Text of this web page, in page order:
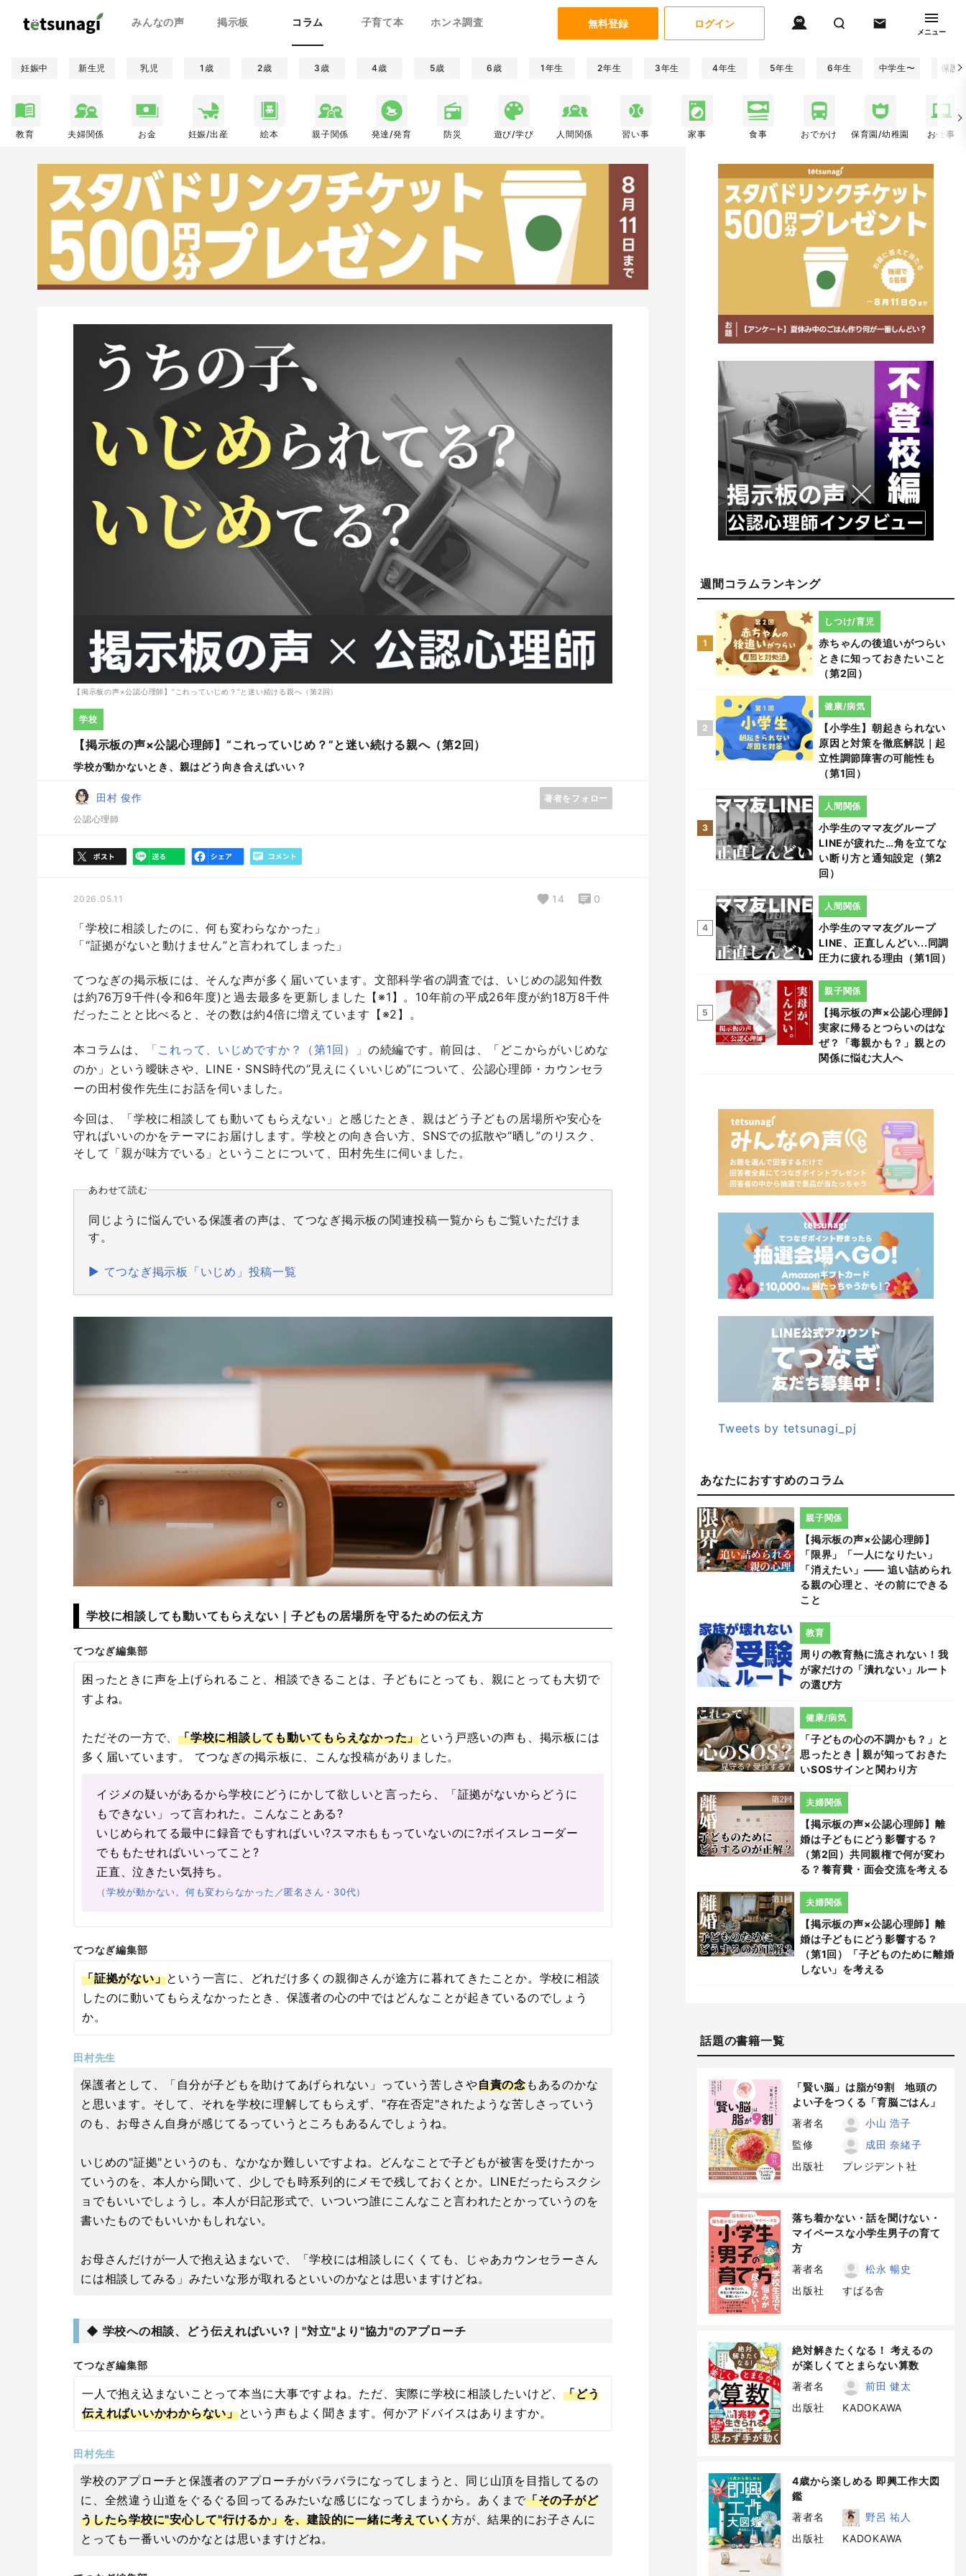
みんなの声 掲示板 コラム 子育て本 ホンネ調査 無料登録 ログイン
メニュー
妊娠中 新生児 乳児 1歳 2歳 3歳 4歳 5歳 6歳 1年生 2年生 3年生 4年生 5年生 6年生 中学生〜 保護
教育 夫婦関係 お金 妊娠/出産 絵本 親子関係 発達/発育 防災 遊び/学び 人間関係 習い事 家事 食事 おでかけ 保育園/幼稚園 お仕事
【掲示板の声×公認心理師】“これっていじめ？”と迷い続ける親へ（第2回）
学校が動かないとき、親はどう向き合えばいい？
学校
田村 俊作
著者をフォロー
公認心理師
【掲示板の声×公認心理師】“これっていじめ？”と迷い続ける親へ（第2回）
2026.05.11 14 0
「学校に相談したのに、何も変わらなかった」
「“証拠がないと動けません”と言われてしまった」
てつなぎの掲示板には、そんな声が多く届いています。文部科学省の調査では、いじめの認知件数
は約76万9千件(令和6年度)と過去最多を更新しました【※1】。10年前の平成26年度が約18万8千件
だったことと比べると、その数は約4倍に増えています【※2】。
本コラムは、 「これって、いじめですか？（第1回）」 の続編です。前回は、「どこからがいじめな
のか」という曖昧さや、LINE・SNS時代の“見えにくいいじめ”について、公認心理師・カウンセラ
ーの田村俊作先生にお話を伺いました。
今回は、「学校に相談しても動いてもらえない」と感じたとき、親はどう子どもの居場所や安心を
守ればいいのかをテーマにお届けします。学校との向き合い方、SNSでの拡散や“晒し”のリスク、
そして「親が味方でいる」ということについて、田村先生に伺いました。
あわせて読む
同じように悩んでいる保護者の声は、てつなぎ掲示板の関連投稿一覧からもご覧いただけま
す。
▶︎ てつなぎ掲示板「いじめ」投稿一覧
学校に相談しても動いてもらえない｜子どもの居場所を守るための伝え方
てつなぎ編集部
困ったときに声を上げられること、相談できることは、子どもにとっても、親にとっても大切で
すよね。
ただその一方で、 「学校に相談しても動いてもらえなかった」という戸惑いの声も、掲示板には
多く届いています。 てつなぎの掲示板に、こんな投稿がありました。
イジメの疑いがあるから学校にどうにかして欲しいと言ったら、「証拠がないからどうに
もできない」って言われた。こんなことある?
いじめられてる最中に録音でもすればいい?スマホももっていないのに?ボイスレコーダー
でももたせればいいってこと?
正直、泣きたい気持ち。
（学校が動かない。何も変わらなかった／匿名さん・30代）
てつなぎ編集部
「証拠がない」という一言に、どれだけ多くの親御さんが途方に暮れてきたことか。学校に相談
したのに動いてもらえなかったとき、保護者の心の中ではどんなことが起きているのでしょう
か。
田村先生
保護者として、「自分が子どもを助けてあげられない」っていう苦しさや自責の念もあるのかな
と思います。そして、それを学校に理解してもらえず、"存在否定"されたような苦しさっていう
のも、お母さん自身が感じてるっていうところもあるんでしょうね。
いじめの"証拠"というのも、なかなか難しいですよね。どんなことで子どもが被害を受けたかっ
ていうのを、本人から聞いて、少しでも時系列的にメモで残しておくとか。LINEだったらスクシ
ョでもいいでしょうし。本人が日記形式で、いついつ誰にこんなこと言われたとかっていうのを
書いたものでもいいかもしれない。
お母さんだけが一人で抱え込まないで、「学校には相談しにくくても、じゃあカウンセラーさん
には相談してみる」みたいな形が取れるといいのかなとは思いますけどね。
◆ 学校への相談、どう伝えればいい?｜"対立"より"協力"のアプローチ
てつなぎ編集部
一人で抱え込まないことって本当に大事ですよね。ただ、実際に学校に相談したいけど、 「どう
伝えればいいかわからない」という声もよく聞きます。何かアドバイスはありますか。
田村先生
学校のアプローチと保護者のアプローチがバラバラになってしまうと、同じ山頂を目指してるの
に、全然違う山道をぐるぐる回ってるみたいな感じになってしまうから。あくまで「その子がど
うしたら学校に"安心して"行けるか」を、建設的に一緒に考えていく方が、結果的にお子さんに
とっても一番いいのかなとは思いますけどね。
週間コラムランキング
1
赤ちゃんの後追いがつらい
ときに知っておきたいこと
（第2回）
しつけ/育児
2
【小学生】朝起きられない
原因と対策を徹底解説｜起
立性調節障害の可能性も
（第1回）
健康/病気
3
小学生のママ友グループ
LINEが疲れた…角を立てな
い断り方と通知設定（第2
回）
人間関係
4
小学生のママ友グループ
LINE、正直しんどい...同調
圧力に疲れる理由（第1回）
人間関係
5
【掲示板の声×公認心理師】
実家に帰るとつらいのはな
ぜ？「毒親かも？」親との
関係に悩む大人へ
親子関係
Tweets by tetsunagi_pj
あなたにおすすめのコラム
【掲示板の声×公認心理師】
「限界」「一人になりたい」
「消えたい」―― 追い詰められ
る親の心理と、その前にできる
こと
親子関係
周りの教育熱に流されない！我
が家だけの「潰れない」ルート
の選び方
教育
「子どもの心の不調かも？」と
思ったとき | 親が知っておきた
いSOSサインと関わり方
健康/病気
【掲示板の声×公認心理師】離
婚は子どもにどう影響する？
（第2回）共同親権で何が変わ
る？養育費・面会交流を考える
夫婦関係
【掲示板の声×公認心理師】離
婚は子どもにどう影響する？
（第1回）「子どものために離婚
しない」を考える
夫婦関係
話題の書籍一覧
「賢い脳」は脂が9割 地頭の
よい子をつくる「育脳ごはん」
著者名
小山 浩子
監修
成田 奈緒子
出版社
プレジデント社
落ち着かない・話を聞けない・
マイペースな小学生男子の育て
方
著者名
松永 暢史
出版社
すばる舎
絶対解きたくなる！ 考えるの
が楽しくてとまらない算数
著者名
前田 健太
出版社
KADOKAWA
4歳から楽しめる 即興工作大図
鑑
著者名
野呂 祐人
出版社
KADOKAWA